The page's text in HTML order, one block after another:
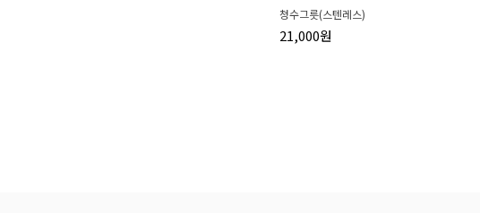
청수그릇(스텐레스)
21,000원